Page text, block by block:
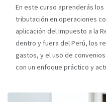
En este curso aprenderás
tributación en operaciones
aplicación del Impuesto a la
dentro y fuera del Perú, los
gastos, y el uso de
con un enfoque práctico y